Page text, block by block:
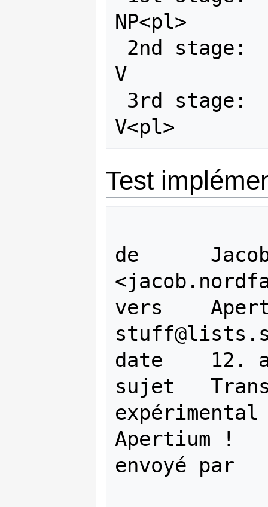
NP<pl>
V
Test
de	Jacob Nordfalk
vers	Apertium-stuff <apertium-
date	12. apr. 2009 02.51
sujet	Transfert 4 étapes
Apertium !
envoyé par	gmail.com